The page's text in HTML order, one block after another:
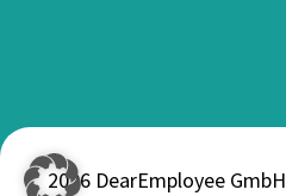
2026 DearEmployee GmbH